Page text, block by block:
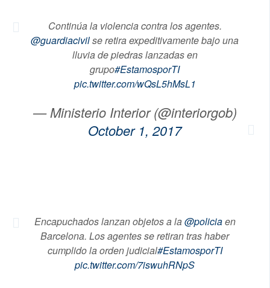
Continúa la violencia contra los agentes.
@guardiacivilse retira expeditivamente bajo una
lluvia de piedras lanzadas en
grupo#EstamosporTI
pic.twitter.com/wQsL5hMsL1
— Ministerio Interior (@interiorgob)
October 1, 2017
Encapuchados lanzan objetos a la@policiaen
Barcelona. Los agentes se retiran tras haber
cumplido la orden judicial#EstamosporTI
pic.twitter.com/7iswuhRNpS